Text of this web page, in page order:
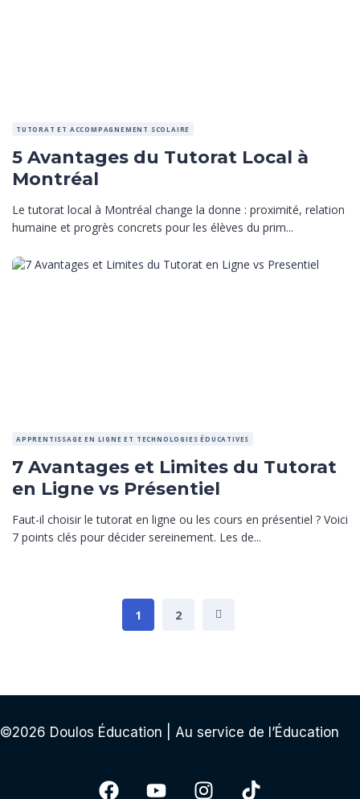
TUTORAT ET ACCOMPAGNEMENT SCOLAIRE
5 Avantages du Tutorat Local à
Montréal
Le tutorat local à Montréal change la donne : proximité, relation
humaine et progrès concrets pour les élèves du prim...
APPRENTISSAGE EN LIGNE ET TECHNOLOGIES ÉDUCATIVES
7 Avantages et Limites du Tutorat
en Ligne vs Présentiel
Faut-il choisir le tutorat en ligne ou les cours en présentiel ? Voici
7 points clés pour décider sereinement. Les de...
1 2
©2026 Doulos Éducation | Au service de l’Éducation